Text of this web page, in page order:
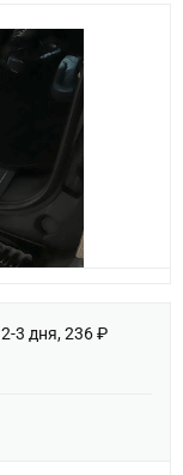
2-3 дня, 236 ₽